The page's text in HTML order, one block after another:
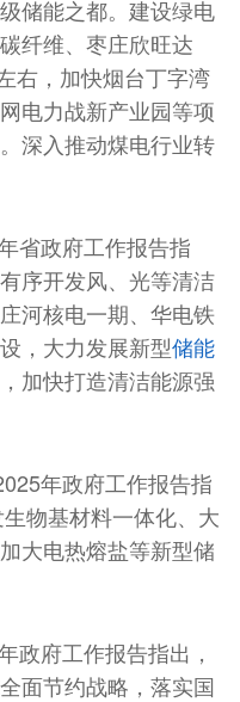
储能之都。建设绿电
纤维、枣庄欣旺达
右，加快烟台丁字湾
电力战新产业园等项
深入推动煤电行业转
省政府工作报告指
序开发风、光等清洁
河核电一期、华电铁
，大力发展新型储能
加快打造清洁能源强
年政府工作报告指
物基材料一体化、大
大电热熔盐等新型储
政府工作报告指出，
面节约战略，落实国